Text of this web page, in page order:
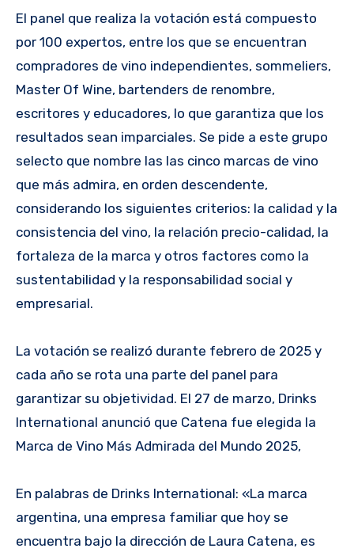
El panel que realiza la votación está compuesto
por 100 expertos, entre los que se encuentran
compradores de vino independientes, sommeliers,
Master Of Wine, bartenders de renombre,
escritores y educadores, lo que garantiza que los
resultados sean imparciales. Se pide a este grupo
selecto que nombre las las cinco marcas de vino
que más admira, en orden descendente,
considerando los siguientes criterios: la calidad y la
consistencia del vino, la relación precio-calidad, la
fortaleza de la marca y otros factores como la
sustentabilidad y la responsabilidad social y
empresarial.
La votación se realizó durante febrero de 2025 y
cada año se rota una parte del panel para
garantizar su objetividad. El 27 de marzo, Drinks
International anunció que Catena fue elegida la
Marca de Vino Más Admirada del Mundo 2025,
En palabras de Drinks International: «La marca
argentina, una empresa familiar que hoy se
encuentra bajo la dirección de Laura Catena, es